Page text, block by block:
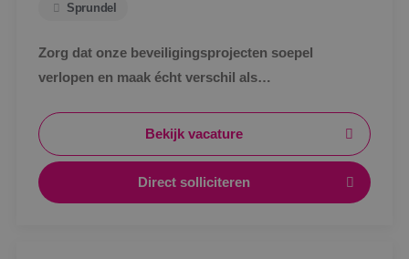
Sprundel
Zorg dat onze beveiligingsprojecten soepel
verlopen en maak écht verschil als
Bekijk vacature
Direct solliciteren